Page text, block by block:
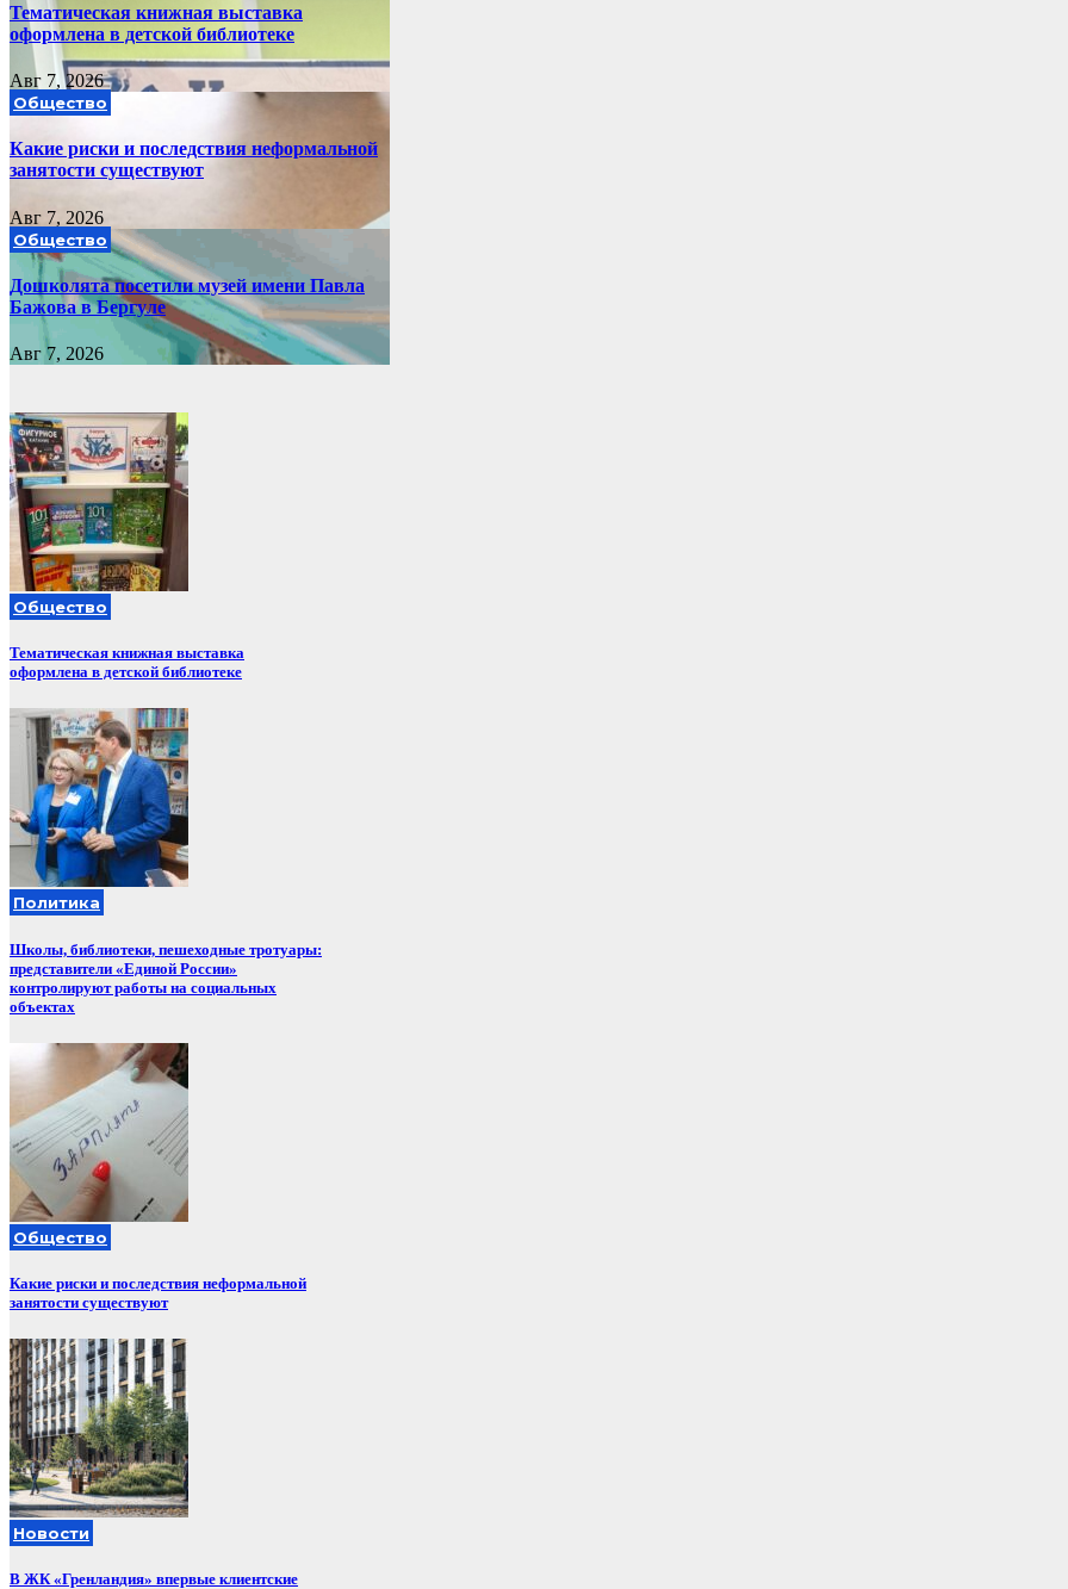
Тематическая книжная выставка
оформлена в детской библиотеке
Авг 7, 2026
Общество
Какие риски и последствия неформальной
занятости существуют
Авг 7, 2026
Общество
Дошколята посетили музей имени Павла
Бажова в Бергуле
Авг 7, 2026
Общество
Тематическая книжная выставка
оформлена в детской библиотеке
Политика
Школы, библиотеки, пешеходные тротуары:
представители «Единой России»
контролируют работы на социальных
объектах
Общество
Какие риски и последствия неформальной
занятости существуют
Новости
В ЖК «Гренландия» впервые клиентские